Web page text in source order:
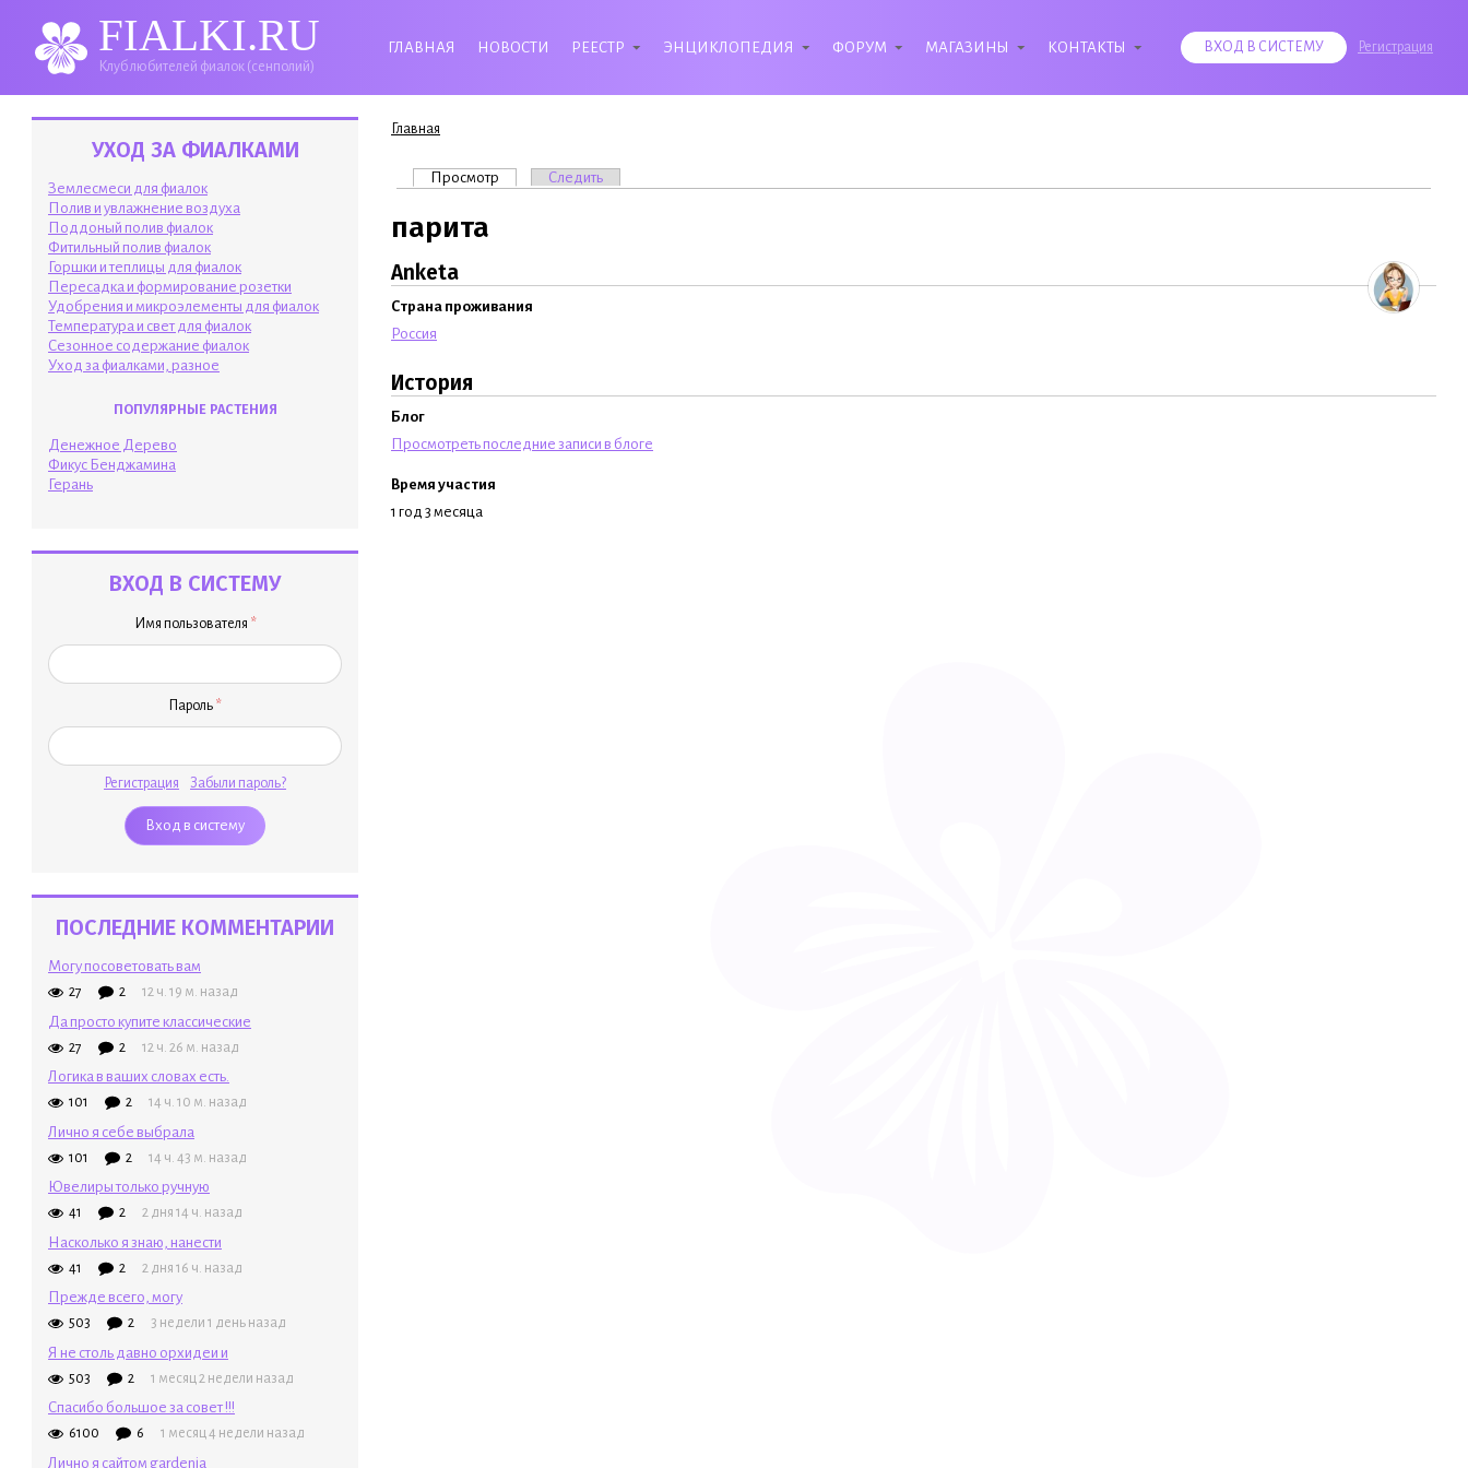
FIALKI.RU
Клуб любителей фиалок (сенполий)
ГЛАВНАЯ НОВОСТИ РЕЕСТР ЭНЦИКЛОПЕДИЯ ФОРУМ МАГАЗИНЫ КОНТАКТЫ ВХОД В СИСТЕМУ Регистрация
УХОД ЗА ФИАЛКАМИ
Землесмеси для фиалок
Полив и увлажнение воздуха
Поддоный полив фиалок
Фитильный полив фиалок
Горшки и теплицы для фиалок
Пересадка и формирование розетки
Удобрения и микроэлементы для фиалок
Температура и свет для фиалок
Сезонное содержание фиалок
Уход за фиалками, разное
ПОПУЛЯРНЫЕ РАСТЕНИЯ
Денежное Дерево
Фикус Бенджамина
Герань
ВХОД В СИСТЕМУ
Имя пользователя *
Пароль *
Регистрация Забыли пароль?
ПОСЛЕДНИЕ КОММЕНТАРИИ
Могу посоветовать вам
27 2 12 ч. 19 м. назад
Да просто купите классические
27 2 12 ч. 26 м. назад
Логика в ваших словах есть.
101 2 14 ч. 10 м. назад
Лично я себе выбрала
101 2 14 ч. 43 м. назад
Ювелиры только ручную
41 2 2 дня 14 ч. назад
Насколько я знаю, нанести
41 2 2 дня 16 ч. назад
Прежде всего, могу
503 2 3 недели 1 день назад
Я не столь давно орхидеи и
503 2 1 месяц 2 недели назад
Спасибо большое за совет !!!
6100 6 1 месяц 4 недели назад
Лично я сайтом gardenia
Вы здесь
Главная
Главные вкладки
Просмотр (активная вкладка)
Следить
парита
Anketa
Страна проживания
Россия
История
Блог
Просмотреть последние записи в блоге
Время участия
1 год 3 месяца